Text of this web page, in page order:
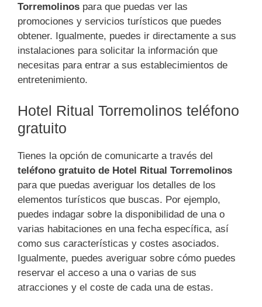
Torremolinos para que puedas ver las
promociones y servicios turísticos que puedes
obtener. Igualmente, puedes ir directamente a sus
instalaciones para solicitar la información que
necesitas para entrar a sus establecimientos de
entretenimiento.
Hotel Ritual Torremolinos teléfono
gratuito
Tienes la opción de comunicarte a través del
teléfono gratuito de Hotel Ritual Torremolinos
para que puedas averiguar los detalles de los
elementos turísticos que buscas. Por ejemplo,
puedes indagar sobre la disponibilidad de una o
varias habitaciones en una fecha específica, así
como sus características y costes asociados.
Igualmente, puedes averiguar sobre cómo puedes
reservar el acceso a una o varias de sus
atracciones y el coste de cada una de estas.